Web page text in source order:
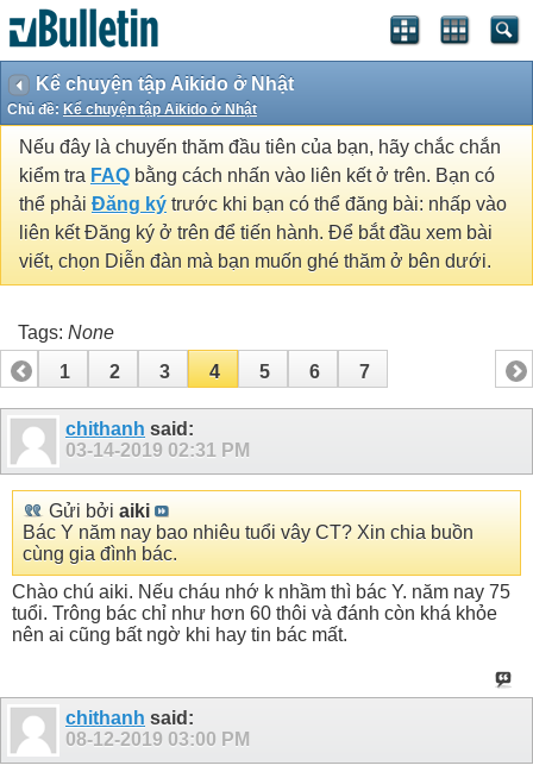
Kể chuyện tập Aikido ở Nhật
Chủ đề: Kể chuyện tập Aikido ở Nhật
Nếu đây là chuyến thăm đầu tiên của bạn, hãy chắc chắn
kiểm tra FAQ bằng cách nhấn vào liên kết ở trên. Bạn có
thể phải Đăng ký trước khi bạn có thể đăng bài: nhấp vào
liên kết Đăng ký ở trên để tiến hành. Để bắt đầu xem bài
viết, chọn Diễn đàn mà bạn muốn ghé thăm ở bên dưới.
Tags: None
1
2 3 4 5 6 7
chithanh said:
03-14-2019 02:31 PM
Gửi bởi aiki
Bác Y năm nay bao nhiêu tuổi vây CT? Xin chia buồn
cùng gia đình bác.
Chào chú aiki. Nếu cháu nhớ k nhầm thì bác Y. năm nay 75
tuổi. Trông bác chỉ như hơn 60 thôi và đánh còn khá khỏe
nên ai cũng bất ngờ khi hay tin bác mất.
chithanh said:
08-12-2019 03:00 PM